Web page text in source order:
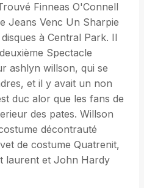
Finneas O'Connell
Jeans Venc Un Sharpie
à Central Park. Il
Spectacle
ashlyn willson, qui se
et il y avait un non
duc alor que les fans de
des pates. Willson
décontrauté
de costume Quatrenit,
laurent et John Hardy